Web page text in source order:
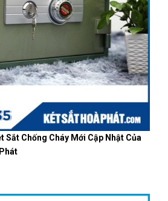
Sắt Chống Cháy Mới Cập Nhật Của